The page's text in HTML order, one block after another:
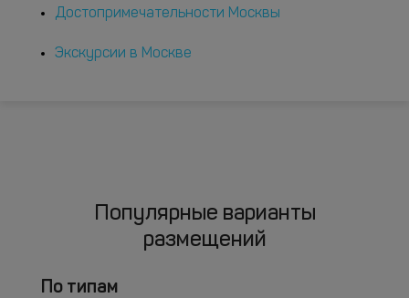
Достопримечательности Москвы
Экскурсии в Москве
Популярные варианты
размещений
По типам